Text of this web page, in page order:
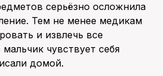
серьёзно осложнила
Тем не менее медикам
и извлечь все
чувствует себя
домой.